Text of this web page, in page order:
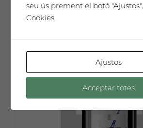
seu ús prement el botó "Ajustos".
Cookies
Ajustos
Acceptar totes